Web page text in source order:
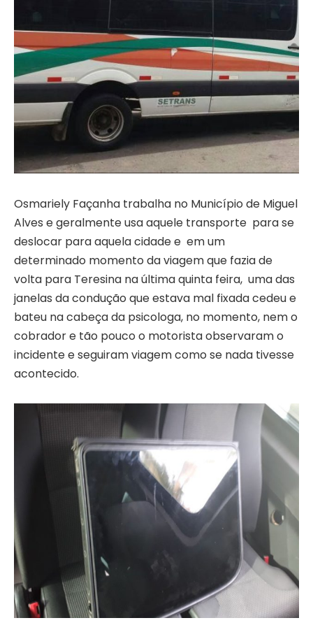
Osmariely Façanha trabalha no Município de Miguel
Alves e geralmente usa aquele transporte para se
deslocar para aquela cidade e em um
determinado momento da viagem que fazia de
volta para Teresina na última quinta feira, uma das
janelas da condução que estava mal fixada cedeu e
bateu na cabeça da psicologa, no momento, nem o
cobrador e tão pouco o motorista observaram o
incidente e seguiram viagem como se nada tivesse
acontecido.